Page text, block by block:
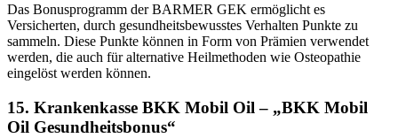
Das Bonusprogramm der BARMER GEK ermöglicht es
Versicherten, durch gesundheitsbewusstes Verhalten Punkte zu
sammeln. Diese Punkte können in Form von Prämien verwendet
werden, die auch für alternative Heilmethoden wie Osteopathie
eingelöst werden können.
15. Krankenkasse BKK Mobil Oil – „BKK Mobil
Oil Gesundheitsbonus“